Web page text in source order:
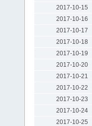
2017-10-15
2017-10-16
2017-10-17
2017-10-18
2017-10-19
2017-10-20
2017-10-21
2017-10-22
2017-10-23
2017-10-24
2017-10-25